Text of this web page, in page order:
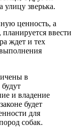
улицу зверька.
ценность, а
ввести
ждет и тех
в
и владение
будет
для
собак.